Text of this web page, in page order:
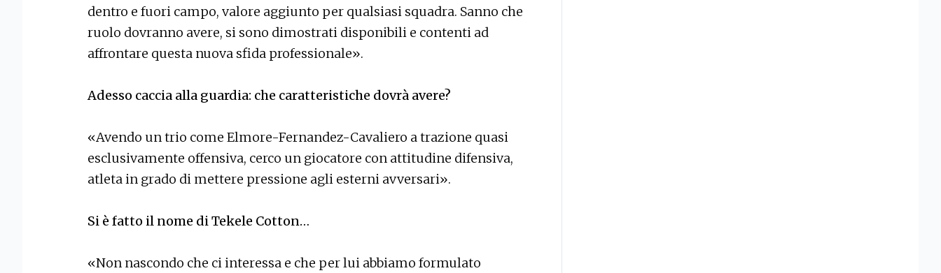
dentro e fuori campo, valore aggiunto per qualsiasi squadra. Sanno che
ruolo dovranno avere, si sono dimostrati disponibili e contenti ad
affrontare questa nuova sfida professionale».
Adesso caccia alla guardia: che caratteristiche dovrà avere?
«Avendo un trio come Elmore-Fernandez-Cavaliero a trazione quasi
esclusivamente offensiva, cerco un giocatore con attitudine difensiva,
atleta in grado di mettere pressione agli esterni avversari».
Si è fatto il nome di Tekele Cotton…
«Non nascondo che ci interessa e che per lui abbiamo formulato